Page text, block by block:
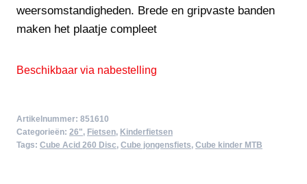
weersomstandigheden. Brede en gripvaste banden
maken het plaatje compleet
Beschikbaar via nabestelling
Artikelnummer: 851610
Categorieën: 26", Fietsen, Kinderfietsen
Tags: Cube Acid 260 Disc, Cube jongensfiets, Cube kinder MTB